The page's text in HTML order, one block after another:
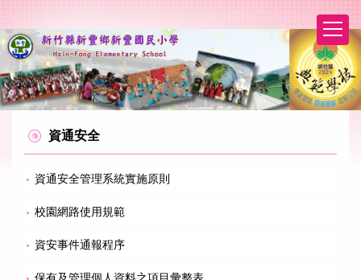
到
主
要
內
容
區
資通安全
資通安全管理系統實施原則
校園網路使用規範
資安事件通報程序
保有及管理個人資料之項目彙整表